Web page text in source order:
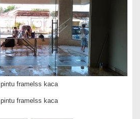
pintu framelss kaca
pintu framelss kaca